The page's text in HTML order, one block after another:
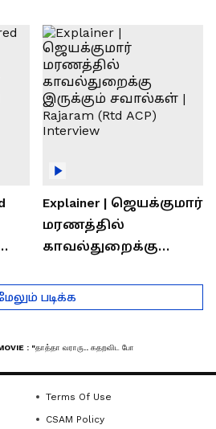
காவல்துறை? / Rajaram
Rtd ACP Interview
Explainer | ஜெயக்குமார்
மரணத்தில்
காவல்துறைக்கு
Rajaram (Rtd ACP)
Interview
படிக்க
Terms Of Use
CSAM Policy